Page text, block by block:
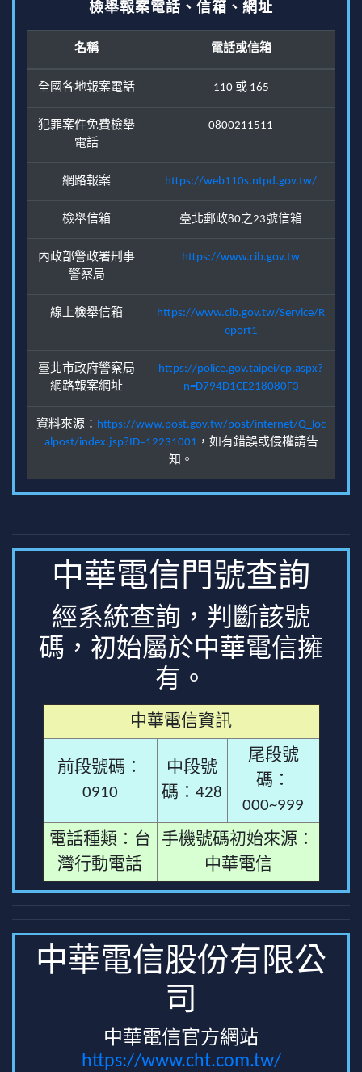
檢舉報案電話、信箱、網址
名稱 電話或信箱
全國各地報案電話 110 或 165
犯罪案件免費檢舉
電話
0800211511
網路報案 https://web110s.ntpd.gov.tw/
檢舉信箱 臺北郵政80之23號信箱
內政部警政署刑事
警察局
https://www.cib.gov.tw
線上檢舉信箱
https://www.cib.gov.tw/Service/R
eport1
臺北市政府警察局
網路報案網址
https://police.gov.taipei/cp.aspx?
n=D794D1CE218080F3
資料來源： https://www.post.gov.tw/post/internet/Q_loc
alpost/index.jsp?ID=12231001 ，如有錯誤或侵權請告
知。
中華電信門號查詢
經系統查詢，判斷該號
碼，初始屬於中華電信擁
有。
中華電信資訊
前段號碼：
0910
中段號
碼：428
尾段號
碼：
000~999
電話種類：台
灣行動電話
手機號碼初始來源：
中華電信
中華電信股份有限公
司
中華電信官方網站
https://www.cht.com.tw/